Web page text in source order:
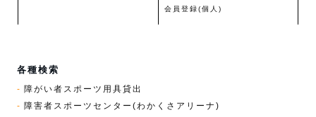
会員登録(個人)
各種検索
障がい者スポーツ用具貸出
障害者スポーツセンター(わかくさアリーナ)